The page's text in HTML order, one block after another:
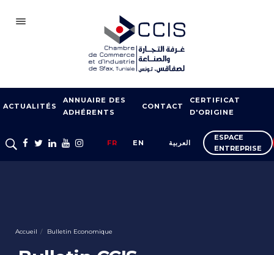
CCIS
FORMATION
SERVICES À
ACTUALITÉS
ANNUAIRE DES
ADHÉRENTS
CONTACT
CERTIFICAT
D'ORIGINE
FR EN العربية
ESPACE
ENTREPRISE
Accueil Bulletin Economique